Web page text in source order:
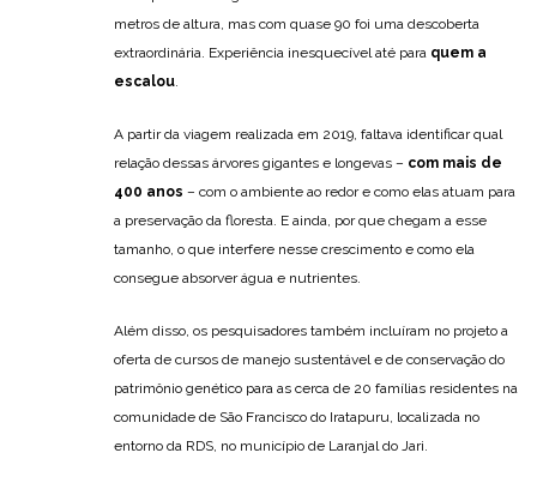
metros de altura, mas com quase 90 foi uma descoberta
extraordinária. Experiência inesquecível até para quem a
escalou.
A partir da viagem realizada em 2019, faltava identificar qual
relação dessas árvores gigantes e longevas – com mais de
400 anos – com o ambiente ao redor e como elas atuam para
a preservação da floresta. E ainda, por que chegam a esse
tamanho, o que interfere nesse crescimento e como ela
consegue absorver água e nutrientes.
Além disso, os pesquisadores também incluíram no projeto a
oferta de cursos de manejo sustentável e de conservação do
patrimônio genético para as cerca de 20 famílias residentes na
comunidade de São Francisco do Iratapuru, localizada no
entorno da RDS, no município de Laranjal do Jari.